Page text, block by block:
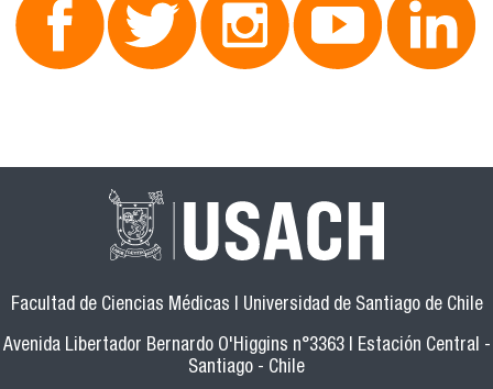
Facultad de Ciencias Médicas | Universidad de Santiago de Chile
Avenida Libertador Bernardo O'Higgins n°3363 | Estación Central -
Santiago - Chile